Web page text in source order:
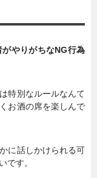
やりがちなNG行為
特別なルールなんて
お酒の席を楽しんで
に話しかけられる可
です。